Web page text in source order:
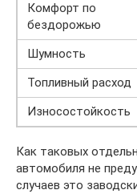
Комфорт по
бездорожью
Шумность
Топливный расход
Износостойкость
Как таковых
автомобиля не
случаев это